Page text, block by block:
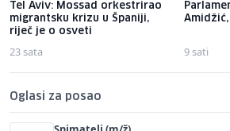
Tel Aviv: Mossad orkestrirao
migrantsku krizu u Španiji,
riječ je o osveti
23 sata 9 sati
Oglasi za posao